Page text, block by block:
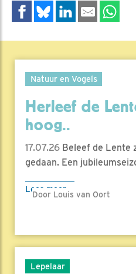
Natuur en Vogels
Herleef de
hoog..
17.07.26 Beleef de Lente
gedaan. Een
Lees meer
Door Louis van Oort
Lepelaar